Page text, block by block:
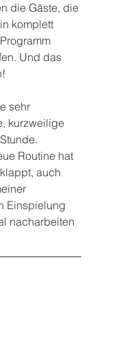
die Gäste, die
komplett
Und das
sehr
kurzweilige
Routine hat
auch
Einspielung
nacharbeiten